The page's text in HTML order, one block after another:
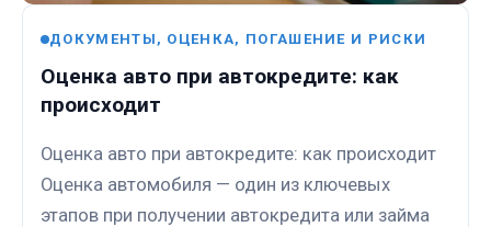
ДОКУМЕНТЫ, ОЦЕНКА, ПОГАШЕНИЕ И РИСКИ
Оценка авто при автокредите: как
происходит
Оценка авто при автокредите: как происходит
Оценка автомобиля — один из ключевых
этапов при получении автокредита или займа